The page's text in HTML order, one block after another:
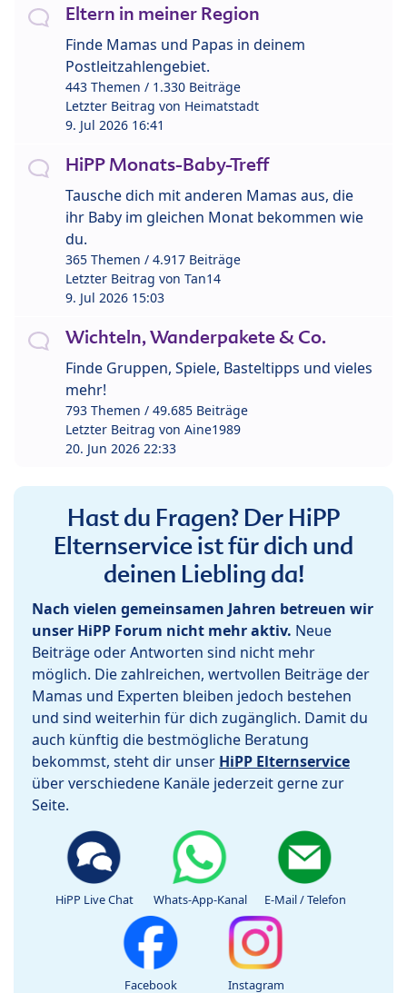
Eltern in meiner Region
Finde Mamas und Papas in deinem
Postleitzahlengebiet.
443 Themen / 1.330 Beiträge
Letzter Beitrag von Heimatstadt
9. Jul 2026 16:41
HiPP Monats-Baby-Treff
Tausche dich mit anderen Mamas aus, die
ihr Baby im gleichen Monat bekommen wie
du.
365 Themen / 4.917 Beiträge
Letzter Beitrag von Tan14
9. Jul 2026 15:03
Wichteln, Wanderpakete & Co.
Finde Gruppen, Spiele, Basteltipps und vieles
mehr!
793 Themen / 49.685 Beiträge
Letzter Beitrag von Aine1989
20. Jun 2026 22:33
Hast du Fragen? Der HiPP
Elternservice ist für dich und
deinen Liebling da!
Nach vielen gemeinsamen Jahren betreuen wir
unser HiPP Forum nicht mehr aktiv. Neue
Beiträge oder Antworten sind nicht mehr
möglich. Die zahlreichen, wertvollen Beiträge der
Mamas und Experten bleiben jedoch bestehen
und sind weiterhin für dich zugänglich. Damit du
auch künftig die bestmögliche Beratung
bekommst, steht dir unser HiPP Elternservice
über verschiedene Kanäle jederzeit gerne zur
Seite.
HiPP Live Chat Whats-App-Kanal E-Mail / Telefon
Facebook Instagram